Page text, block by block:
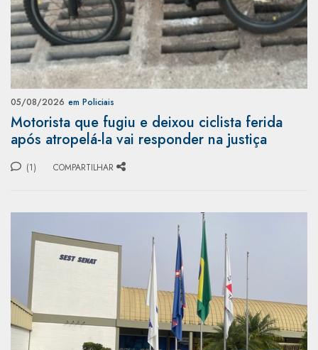
05/08/2026 em Policiais
Motorista que fugiu e deixou ciclista ferida
após atropelá-la vai responder na justiça
(1) COMPARTILHAR